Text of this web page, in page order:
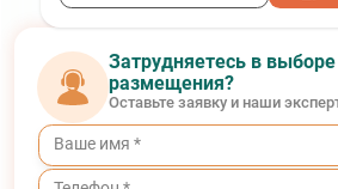
Затрудняетесь в
размещения?
Оставьте заявку и наши